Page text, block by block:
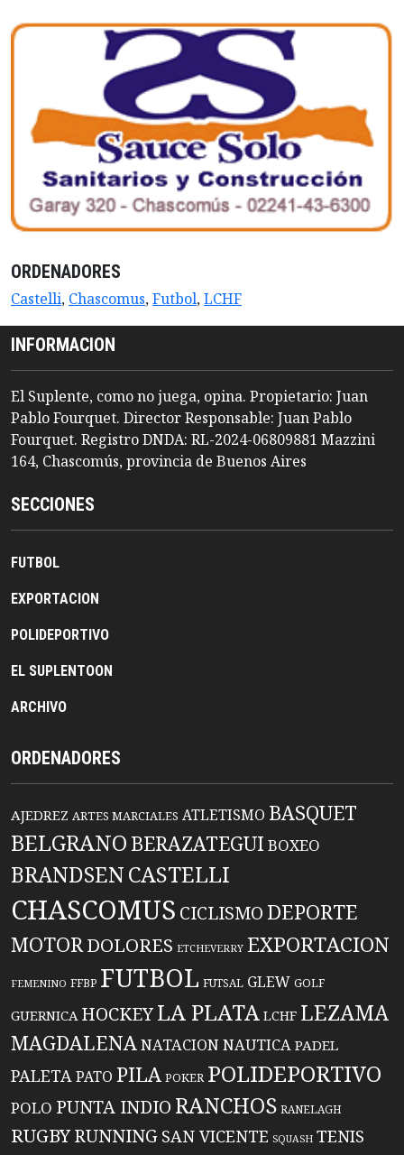
ORDENADORES
Castelli, Chascomus,Futbol,LCHF
INFORMACION
El Suplente, como no juega, opina. Propietario: Juan
Pablo Fourquet. Director Responsable: Juan Pablo
Fourquet. Registro DNDA: RL-2024-06809881 Mazzini
164, Chascomús, provincia de Buenos Aires
SECCIONES
FUTBOL
EXPORTACION
POLIDEPORTIVO
EL SUPLENTOON
ARCHIVO
ORDENADORES
AJEDREZ ARTES MARCIALES ATLETISMO BASQUET
BELGRANO BERAZATEGUIBOXEO
BRANDSENCASTELLI
CHASCOMUS CICLISMO DEPORTE
MOTORDOLORES ETCHEVERRY EXPORTACION
FEMENINO FFBP FUTBOL FUTSAL GLEW GOLF
GUERNICA HOCKEYLA PLATA LCHF LEZAMA
MAGDALENANATACIONNAUTICA PADEL
PALETA PATO PILA POKER POLIDEPORTIVO
POLO PUNTA INDIO RANCHOS RANELAGH
RUGBYRUNNING SAN VICENTE SQUASH TENIS